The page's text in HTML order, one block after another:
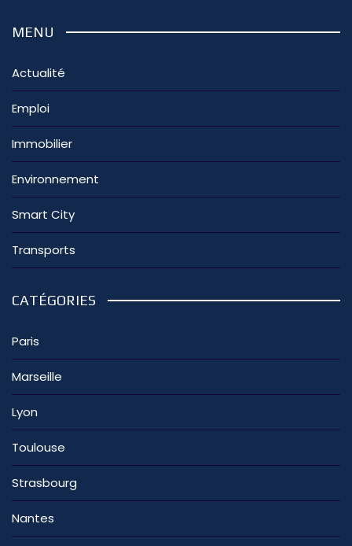
MENU
Actualité
Emploi
Immobilier
Environnement
Smart City
Transports
CATÉGORIES
Paris
Marseille
Lyon
Toulouse
Strasbourg
Nantes